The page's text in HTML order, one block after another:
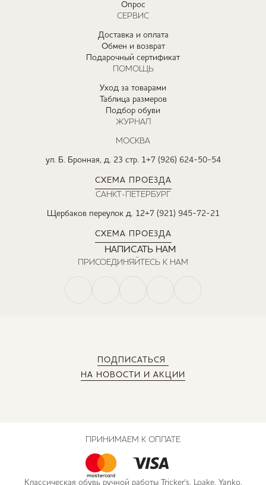
ПОДПИСАТЬСЯ
НА НОВОСТИ И АКЦИИ
Опрос
СЕРВИС
Доставка и оплата
Обмен и возврат
Подарочный сертификат
ПОМОЩЬ
Уход за товарами
Таблица размеров
Подбор обуви
ЖУРНАЛ
МОСКВА
ул. Б. Бронная, д. 23 стр. 1+7 (926) 624-50-54
СХЕМА ПРОЕЗДА
САНКТ-ПЕТЕРБУРГ
Щербаков переулок д. 12+7 (921) 945-72-21
СХЕМА ПРОЕЗДА
НАПИСАТЬ НАМ
ПРИСОЕДИНЯЙТЕСЬ К НАМ
Классическая обувь ручной работы Tricker's, Loake, Yanko,
ПРИНИМАЕМ К ОПЛАТЕ